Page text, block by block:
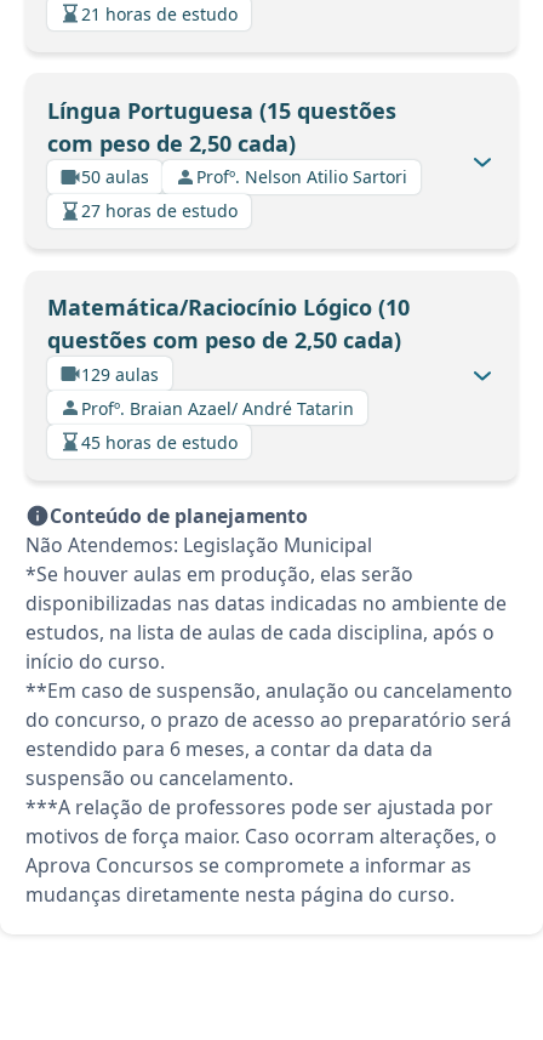
21 horas de estudo
Língua Portuguesa (15 questões
com peso de 2,50 cada)
50 aulas
Profº. Nelson Atilio Sartori
27 horas de estudo
Matemática/Raciocínio Lógico (10
questões com peso de 2,50 cada)
129 aulas
Profº. Braian Azael/ André Tatarin
45 horas de estudo
Conteúdo de planejamento
Não Atendemos: Legislação Municipal
*Se houver aulas em produção, elas serão
disponibilizadas nas datas indicadas no ambiente de
estudos, na lista de aulas de cada disciplina, após o
início do curso.
**Em caso de suspensão, anulação ou cancelamento
do concurso, o prazo de acesso ao preparatório será
estendido para 6 meses, a contar da data da
suspensão ou cancelamento.
***A relação de professores pode ser ajustada por
motivos de força maior. Caso ocorram alterações, o
Aprova Concursos se compromete a informar as
mudanças diretamente nesta página do curso.